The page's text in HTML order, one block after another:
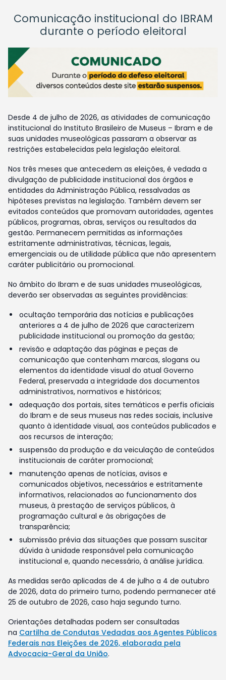
Comunicação institucional do IBRAM
durante o período eleitoral
Desde 4 de julho de 2026, as atividades de comunicação
institucional do Instituto Brasileiro de Museus – Ibram e de
suas unidades museológicas passaram a observar as
restrições estabelecidas pela legislação eleitoral.
Nos três meses que antecedem as eleições, é vedada a
divulgação de publicidade institucional dos órgãos e
entidades da Administração Pública, ressalvadas as
hipóteses previstas na legislação. Também devem ser
evitados conteúdos que promovam autoridades, agentes
públicos, programas, obras, serviços ou resultados da
gestão. Permanecem permitidas as informações
estritamente administrativas, técnicas, legais,
emergenciais ou de utilidade pública que não apresentem
caráter publicitário ou promocional.
No âmbito do Ibram e de suas unidades museológicas,
deverão ser observadas as seguintes providências:
ocultação temporária das notícias e publicações
anteriores a 4 de julho de 2026 que caracterizem
publicidade institucional ou promoção da gestão;
revisão e adaptação das páginas e peças de
comunicação que contenham marcas, slogans ou
elementos da identidade visual do atual Governo
Federal, preservada a integridade dos documentos
administrativos, normativos e históricos;
adequação dos portais, sites temáticos e perfis oficiais
do Ibram e de seus museus nas redes sociais, inclusive
quanto à identidade visual, aos conteúdos publicados e
aos recursos de interação;
suspensão da produção e da veiculação de conteúdos
institucionais de caráter promocional;
manutenção apenas de notícias, avisos e
comunicados objetivos, necessários e estritamente
informativos, relacionados ao funcionamento dos
museus, à prestação de serviços públicos, à
programação cultural e às obrigações de
transparência;
submissão prévia das situações que possam suscitar
dúvida à unidade responsável pela comunicação
institucional e, quando necessário, à análise jurídica.
As medidas serão aplicadas de 4 de julho a 4 de outubro
de 2026, data do primeiro turno, podendo permanecer até
25 de outubro de 2026, caso haja segundo turno.
Orientações detalhadas podem ser consultadas
na Cartilha de Condutas Vedadas aos Agentes Públicos
Federais nas Eleições de 2026, elaborada pela
Advocacia-Geral da União.